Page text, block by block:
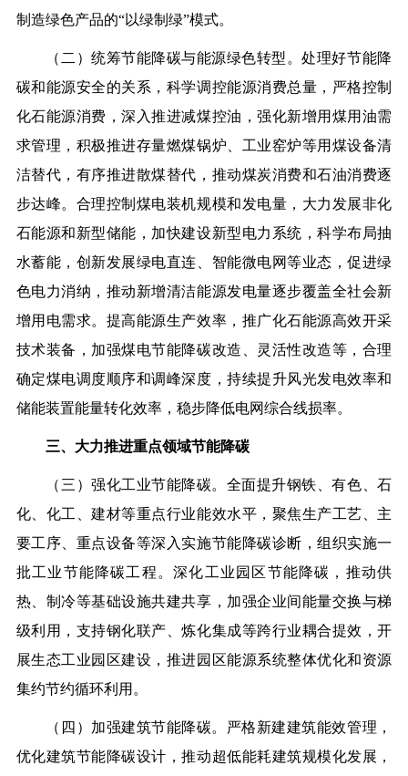
制造绿色产品的“以绿制绿”模式。
（二）统筹节能降碳与能源绿色转型。处理好节能降
碳和能源安全的关系，科学调控能源消费总量，严格控制
化石能源消费，深入推进减煤控油，强化新增用煤用油需
求管理，积极推进存量燃煤锅炉、工业窑炉等用煤设备清
洁替代，有序推进散煤替代，推动煤炭消费和石油消费逐
步达峰。合理控制煤电装机规模和发电量，大力发展非化
石能源和新型储能，加快建设新型电力系统，科学布局抽
水蓄能，创新发展绿电直连、智能微电网等业态，促进绿
色电力消纳，推动新增清洁能源发电量逐步覆盖全社会新
增用电需求。提高能源生产效率，推广化石能源高效开采
技术装备，加强煤电节能降碳改造、灵活性改造等，合理
确定煤电调度顺序和调峰深度，持续提升风光发电效率和
储能装置能量转化效率，稳步降低电网综合线损率。
三、大力推进重点领域节能降碳
（三）强化工业节能降碳。全面提升钢铁、有色、石
化、化工、建材等重点行业能效水平，聚焦生产工艺、主
要工序、重点设备等深入实施节能降碳诊断，组织实施一
批工业节能降碳工程。深化工业园区节能降碳，推动供
热、制冷等基础设施共建共享，加强企业间能量交换与梯
级利用，支持钢化联产、炼化集成等跨行业耦合提效，开
展生态工业园区建设，推进园区能源系统整体优化和资源
集约节约循环利用。
（四）加强建筑节能降碳。严格新建建筑能效管理，
优化建筑节能降碳设计，推动超低能耗建筑规模化发展，